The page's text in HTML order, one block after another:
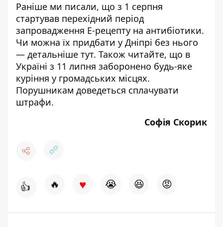
Раніше ми писали, що з 1 серпня
стартував перехідний період
запровадження Е-рецепту на антибіотики.
Чи можна їх придбати у Дніпрі без нього
— детальніше тут. Також читайте, що в
Україні з 11 липня заборонено будь-яке
куріння у громадських місцях.
Порушникам доведеться сплачувати
штрафи.
Софія Скорик
👍 🔥 ♥ 😭 😆 😡